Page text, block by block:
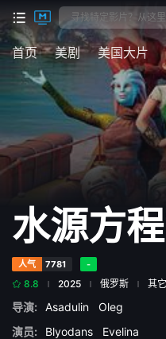
首页 美剧 美国大片
水源方
人气 7781 -
8.8 2025 俄罗斯 其它
导演: Asadulin Oleg
演员:
Blyodans Evelina